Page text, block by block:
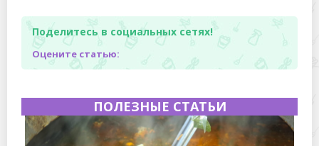
Поделитесь в социальных сетях!
Оцените статью:
ПОЛЕЗНЫЕ СТАТЬИ